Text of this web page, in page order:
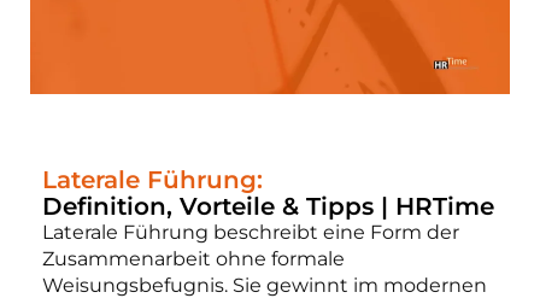
Laterale Führung:
Definition, Vorteile & Tipps | HRTime
Laterale Führung beschreibt eine Form der
Zusammenarbeit ohne formale
Weisungsbefugnis. Sie gewinnt im modernen